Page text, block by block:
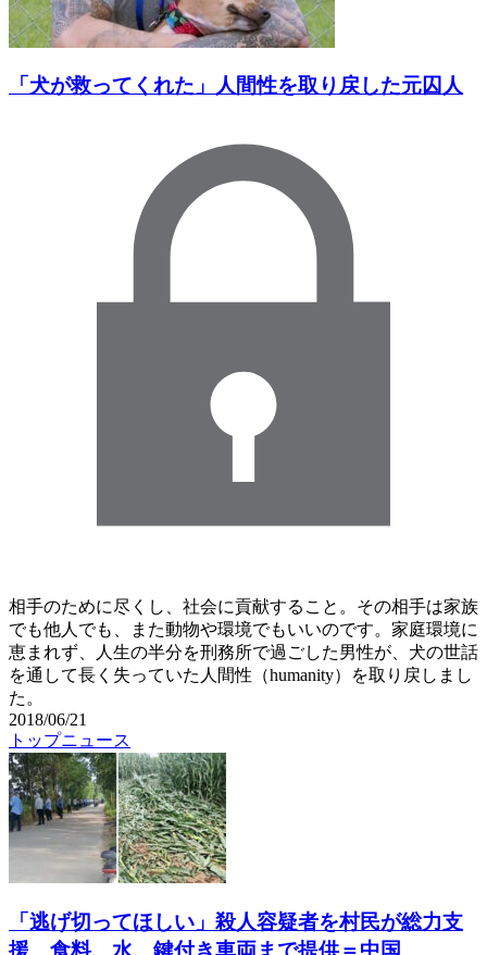
「犬が救ってくれた」人間性を取り戻した元囚人
相手のために尽くし、社会に貢献すること。その相手は家族
でも他人でも、また動物や環境でもいいのです。家庭環境に
恵まれず、人生の半分を刑務所で過ごした男性が、犬の世話
を通して長く失っていた人間性（humanity）を取り戻しまし
た。
2018/06/21
トップニュース
「逃げ切ってほしい」殺人容疑者を村民が総力支
援 食料、水、鍵付き車両まで提供＝中国